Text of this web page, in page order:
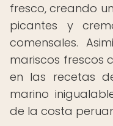
fresco, creando
picantes y
comensales.
mariscos frescos
en las recetas
marino
de la costa